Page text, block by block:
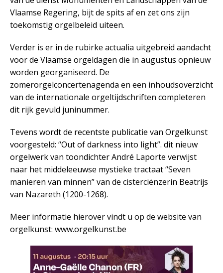
Vlaamse Regering, bijt de spits af en zet ons zijn
toekomstig orgelbeleid uiteen.
Verder is er in de rubirke actualia uitgebreid aandacht
voor de Vlaamse orgeldagen die in augustus opnieuw
worden georganiseerd. De
zomerorgelconcertenagenda en een inhoudsoverzicht
van de internationale orgeltijdschriften completeren
dit rijk gevuld juninummer.
Tevens wordt de recentste publicatie van Orgelkunst
voorgesteld: “Out of darkness into light”. dit nieuw
orgelwerk van toondichter André Laporte verwijst
naar het middeleeuwse mystieke tractaat “Seven
manieren van minnen” van de cisterciënzerin Beatrijs
van Nazareth (1200-1268).
Meer informatie hierover vindt u op de website van
orgelkunst: www.orgelkunst.be